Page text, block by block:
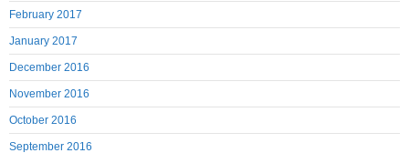
February 2017
January 2017
December 2016
November 2016
October 2016
September 2016